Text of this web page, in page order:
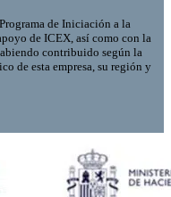
de Iniciación a la
de ICEX, así como con la
contribuido según la
de esta empresa, su región y